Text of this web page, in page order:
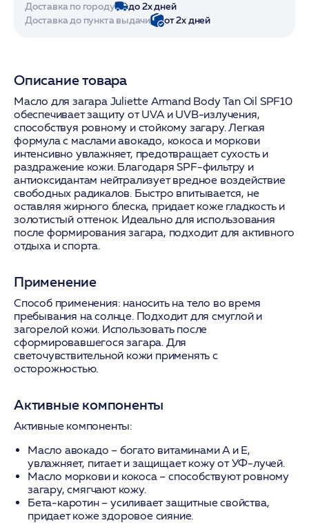
Доставка по городу
до 2х дней
Доставка до пункта выдачи
от 2х дней
Описание товара
Масло для загара Juliette Armand Body Tan Oil SPF10
обеспечивает защиту от UVA и UVB-излучения,
способствуя ровному и стойкому загару. Легкая
формула с маслами авокадо, кокоса и моркови
интенсивно увлажняет, предотвращает сухость и
раздражение кожи. Благодаря SPF-фильтру и
антиоксидантам нейтрализует вредное воздействие
свободных радикалов. Быстро впитывается, не
оставляя жирного блеска, придает коже гладкость и
золотистый оттенок. Идеально для использования
после формирования загара, подходит для активного
отдыха и спорта.
Применение
Способ применения: наносить на тело во время
пребывания на солнце. Подходит для смуглой и
загорелой кожи. Использовать после
сформировавшегося загара. Для
светочувствительной кожи применять с
осторожностью.
Активные компоненты
Активные компоненты:
Масло авокадо – богато витаминами А и Е,
увлажняет, питает и защищает кожу от УФ-лучей.
Масло моркови и кокоса– способствуют ровному
загару, смягчают кожу.
Бета-каротин– усиливает защитные свойства,
придает коже здоровое сияние.